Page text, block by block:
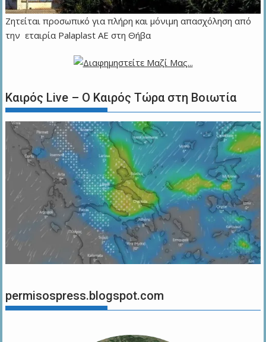
Ζητείται προσωπικό για πλήρη και μόνιμη απασχόληση από
την εταιρία Palaplast AE στη Θήβα
Καιρός Live – Ο Καιρός Τώρα στη Βοιωτία
permisospress.blogspot.com